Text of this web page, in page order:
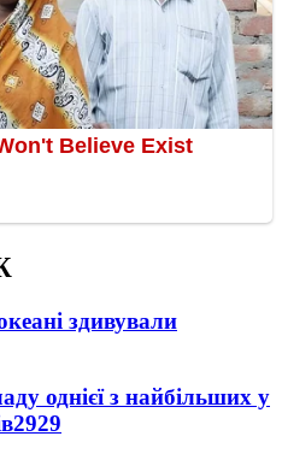
здивували
однієї з найбільших у
2929